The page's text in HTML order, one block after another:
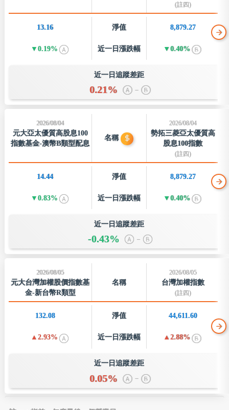
(註四)
淨值
13.16 8,879.27
近一日 漲跌幅
0.19% 0.40%
近一日追蹤差距
0.21% –
名稱
2026/08/04
元大亞太優質高股息100
指數基金-澳幣B類型配息
2026/08/04
勢拓三菱亞太優質高
股息100指數
(註四)
淨值
14.44 8,879.27
近一日 漲跌幅
0.83% 0.40%
近一日追蹤差距
-0.43% –
名稱
2026/08/05
元大台灣加權股價指數基
金-新台幣R類型
2026/08/05
台灣加權指數
(註四)
淨值
132.08 44,611.60
近一日 漲跌幅
2.93% 2.88%
近一日追蹤差距
0.05% –